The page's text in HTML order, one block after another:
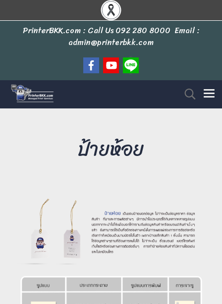
PrinterBKK.com : Call Us092 280 8000 Email :
admin@printerbkk.com
ป้ายห้อย